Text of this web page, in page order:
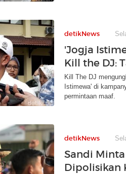
detikNews
'Jogja
Kill the DJ:
Kill The DJ
Istimewa' di
permintaan maaf.
detikNews
Sandi
Dipolisikan